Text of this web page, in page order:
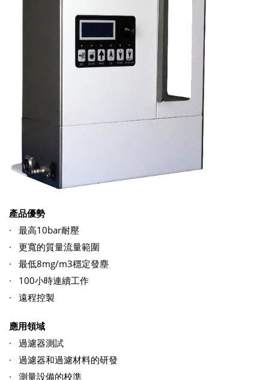
產品優勢
· 最高10bar耐壓
· 更寬的質量流量範圍
· 最低8mg/m3穩定發塵
· 100小時連續工作
· 遠程控製
應用領域
· 過濾器測試
· 過濾器和過濾材料的研發
· 測量設備的校準